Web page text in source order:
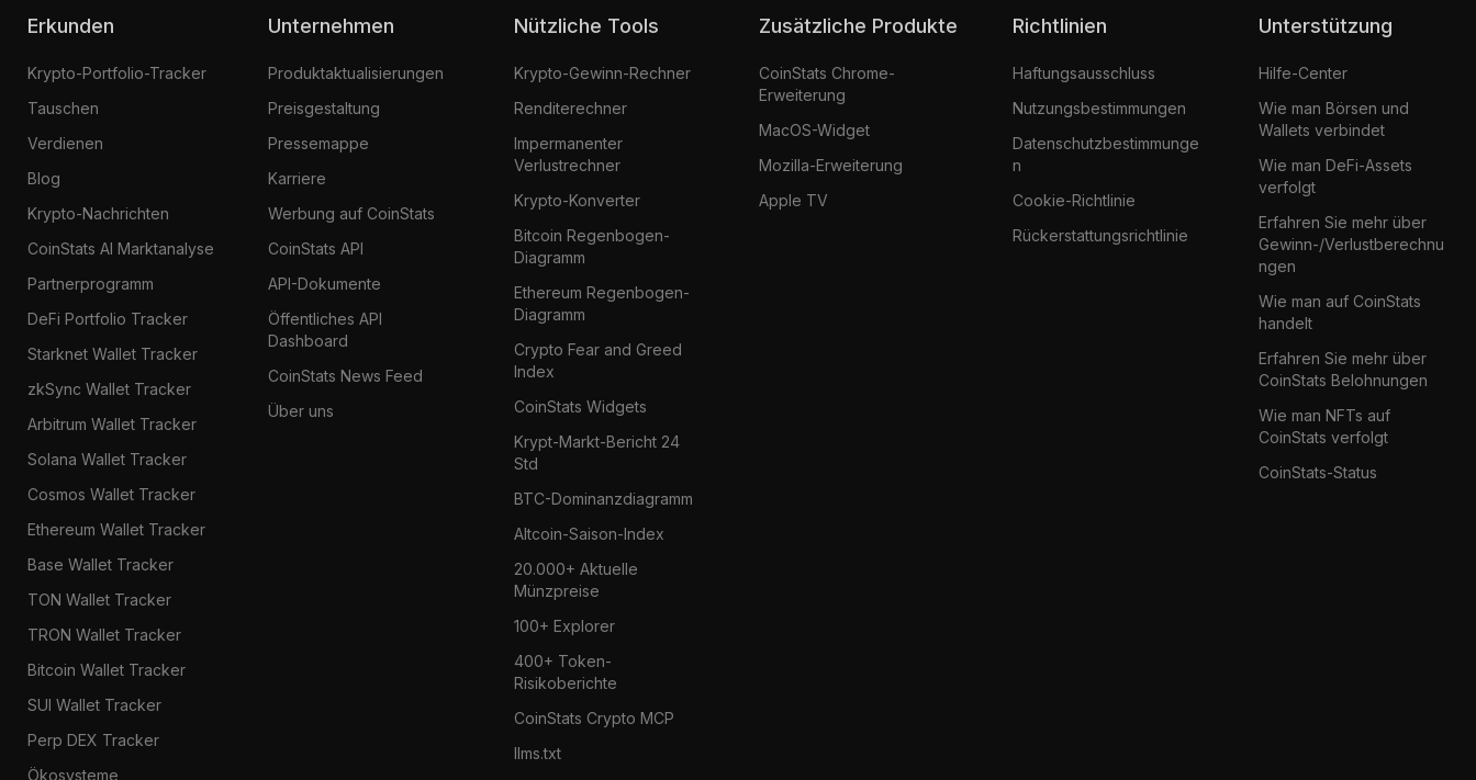
Erkunden
Krypto-Portfolio-Tracker
Tauschen
Verdienen
Blog
Krypto-Nachrichten
CoinStats AI Marktanalyse
Partnerprogramm
DeFi Portfolio Tracker
Starknet Wallet Tracker
zkSync Wallet Tracker
Arbitrum Wallet Tracker
Solana Wallet Tracker
Cosmos Wallet Tracker
Ethereum Wallet Tracker
Base Wallet Tracker
TON Wallet Tracker
TRON Wallet Tracker
Bitcoin Wallet Tracker
SUI Wallet Tracker
Perp DEX Tracker
Ökosysteme
Unternehmen
Produktaktualisierungen
Preisgestaltung
Pressemappe
Karriere
Werbung auf CoinStats
CoinStats API
API-Dokumente
Öffentliches API
Dashboard
CoinStats News Feed
Über uns
Nützliche Tools
Krypto-Gewinn-Rechner
Renditerechner
Impermanenter
Verlustrechner
Krypto-Konverter
Bitcoin Regenbogen-
Diagramm
Ethereum Regenbogen-
Diagramm
Crypto Fear and Greed
Index
CoinStats Widgets
Krypt-Markt-Bericht 24
Std
BTC-Dominanzdiagramm
Altcoin-Saison-Index
20.000+ Aktuelle
Münzpreise
100+ Explorer
400+ Token-
Risikoberichte
CoinStats Crypto MCP
llms.txt
Zusätzliche Produkte
CoinStats Chrome-
Erweiterung
MacOS-Widget
Mozilla-Erweiterung
Apple TV
Richtlinien
Haftungsausschluss
Nutzungsbestimmungen
Datenschutzbestimmunge
n
Cookie-Richtlinie
Rückerstattungsrichtlinie
Unterstützung
Hilfe-Center
Wie man Börsen und
Wallets verbindet
Wie man DeFi-Assets
verfolgt
Erfahren Sie mehr über
Gewinn-/Verlustberechnu
ngen
Wie man auf CoinStats
handelt
Erfahren Sie mehr über
CoinStats Belohnungen
Wie man NFTs auf
CoinStats verfolgt
CoinStats-Status